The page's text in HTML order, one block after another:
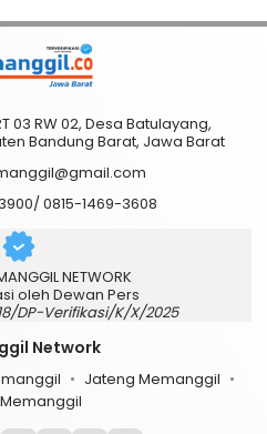
03 RW 02, Desa Batulayang,
Bandung Barat, Jawa Barat
0815-1469-3608
NETWORK
oleh Dewan Pers
DP-Verifikasi/K/X/2025
Network
Jateng Memanggil